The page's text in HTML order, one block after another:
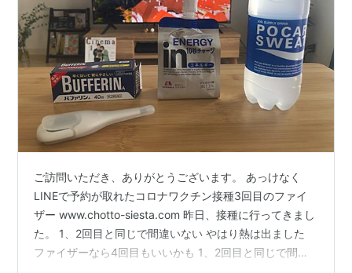
ご訪問いただき、ありがとうございます。 あっけなく
LINEで予約が取れたコロナワクチン接種3回目のファイ
ザー www.chotto-siesta.com 昨日、接種に行ってきまし
た。 1、2回目と同じで間違いない やはり熱は出ました
ファイザーなら4回目もいいかも 1、2回目と同じで間違